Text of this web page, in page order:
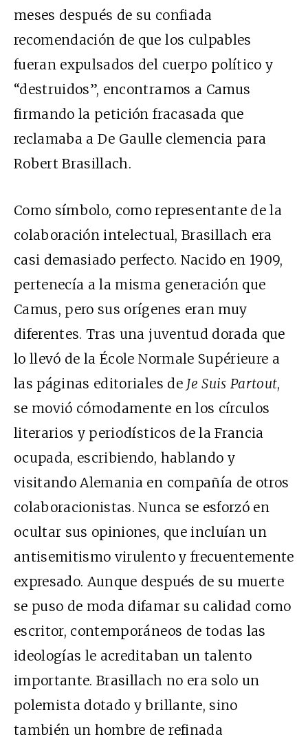
meses después de su confiada
recomendación de que los culpables
fueran expulsados del cuerpo político y
“destruidos”, encontramos a Camus
firmando la petición fracasada que
reclamaba a De Gaulle clemencia para
Robert Brasillach.
Como símbolo, como representante de la
colaboración intelectual, Brasillach era
casi demasiado perfecto. Nacido en 1909,
pertenecía a la misma generación que
Camus, pero sus orígenes eran muy
diferentes. Tras una juventud dorada que
lo llevó de la École Normale Supérieure a
las páginas editoriales de Je Suis Partout,
se movió cómodamente en los círculos
literarios y periodísticos de la Francia
ocupada, escribiendo, hablando y
visitando Alemania en compañía de otros
colaboracionistas. Nunca se esforzó en
ocultar sus opiniones, que incluían un
antisemitismo virulento y frecuentemente
expresado. Aunque después de su muerte
se puso de moda difamar su calidad como
escritor, contemporáneos de todas las
ideologías le acreditaban un talento
importante. Brasillach no era solo un
polemista dotado y brillante, sino
también un hombre de refinada